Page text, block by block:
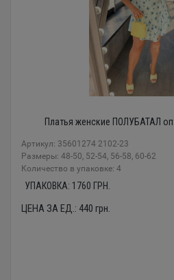
Платья женские ПОЛУБАТАЛ
Артикул: 35601274 2102-23
Размеры: 48-50, 52-54, 56-58, 60-62
Количество в упаковке: 4
УПАКОВКА: 1760 ГРН.
ЦЕНА ЗА ЕД.: 440 грн.